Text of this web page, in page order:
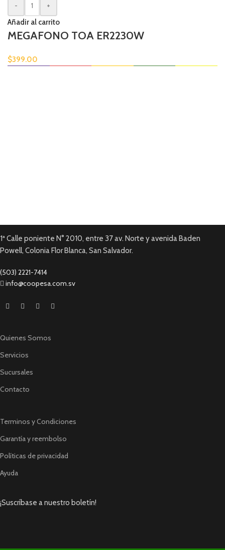
-
+
Añadir al carrito
MEGAFONO TOA ER2230W
$399.00
1ª Calle poniente N° 2010, entre 37 av. Norte y avenida Baden
Powell, Colonia Flor Blanca, San Salvador.
(503) 2221-7414
info@coopesa.com.sv
Quienes Somos
Servicios
Sucursales
Contacto
Terminos y Condiciones
Garantía y reembolso
Políticas de privacidad
Ayuda
¡Suscríbase a nuestro boletín!